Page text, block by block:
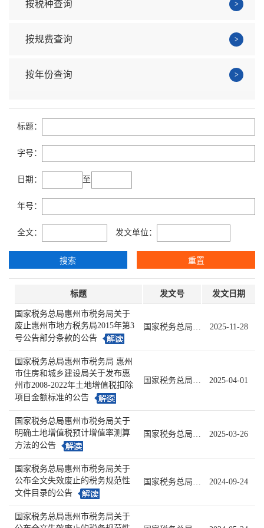
按税种查询
按规费查询
按年份查询
标题：
字号：
日期： 至
年号：
全文： 发文单位：
标题 发文号 发文日期
国家税务总局惠州市税务局关于
废止惠州市地方税务局2015年第3
号公告部分条款的公告
国家税务总局惠州市税务局公告2025年第3号 2025-11-28
国家税务总局惠州市税务局 惠州
市住房和城乡建设局关于发布惠
州市2008-2022年土地增值税扣除
项目金额标准的公告
国家税务总局惠州市税务局 惠州市住房和城乡建设局公告2025年第2号 2025-04-01
国家税务总局惠州市税务局关于
明确土地增值税预计增值率测算
方法的公告
国家税务总局惠州市税务局公告2025年第1号 2025-03-26
国家税务总局惠州市税务局关于
公布全文失效废止的税务规范性
文件目录的公告
国家税务总局惠州市税务局公告2024年第2号 2024-09-24
国家税务总局惠州市税务局关于